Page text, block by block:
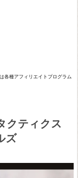
各種アフィリエイトプログラム
クティクス
ズ